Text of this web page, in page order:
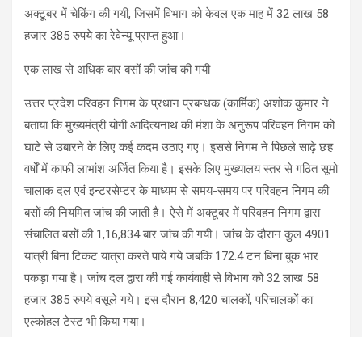
अक्टूबर में चेकिंग की गयी, जिसमें विभाग को केवल एक माह में 32 लाख 58
हजार 385 रुपये का रेवेन्यू प्राप्त हुआ।
एक लाख से अधिक बार बसों की जांच की गयी
उत्तर प्रदेश परिवहन निगम के प्रधान प्रबन्धक (कार्मिक) अशोक कुमार ने
बताया कि मुख्यमंत्री योगी आदित्यनाथ की मंशा के अनुरूप परिवहन निगम को
घाटे से उबारने के लिए कई कदम उठाए गए। इससे निगम ने पिछले साढ़े छह
वर्षों में काफी लाभांश अर्जित किया है। इसके लिए मुख्यालय स्तर से गठित सूमो
चालाक दल एवं इन्टरसेप्टर के माध्यम से समय-समय पर परिवहन निगम की
बसों की नियमित जांच की जाती है। ऐसे में अक्टूबर में परिवहन निगम द्वारा
संचालित बसों की 1,16,834 बार जांच की गयी। जांच के दौरान कुल 4901
यात्री बिना टिकट यात्रा करते पाये गये जबकि 172.4 टन बिना बुक भार
पकड़ा गया है। जांच दल द्वारा की गई कार्यवाही से विभाग को 32 लाख 58
हजार 385 रुपये वसूले गये। इस दौरान 8,420 चालकों, परिचालकों का
एल्कोहल टेस्ट भी किया गया।